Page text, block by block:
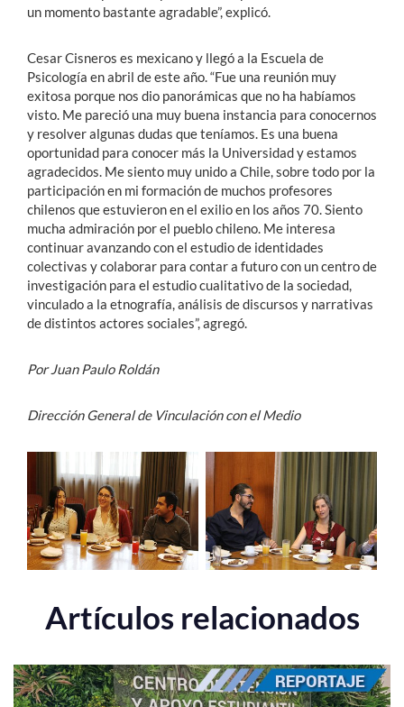
un momento bastante agradable”, explicó.
Cesar Cisneros es mexicano y llegó a la Escuela de
Psicología en abril de este año. “Fue una reunión muy
exitosa porque nos dio panorámicas que no ha habíamos
visto. Me pareció una muy buena instancia para conocernos
y resolver algunas dudas que teníamos. Es una buena
oportunidad para conocer más la Universidad y estamos
agradecidos. Me siento muy unido a Chile, sobre todo por la
participación en mi formación de muchos profesores
chilenos que estuvieron en el exilio en los años 70. Siento
mucha admiración por el pueblo chileno. Me interesa
continuar avanzando con el estudio de identidades
colectivas y colaborar para contar a futuro con un centro de
investigación para el estudio cualitativo de la sociedad,
vinculado a la etnografía, análisis de discursos y narrativas
de distintos actores sociales”, agregó.
Por Juan Paulo Roldán
Dirección General de Vinculación con el Medio
Artículos relacionados